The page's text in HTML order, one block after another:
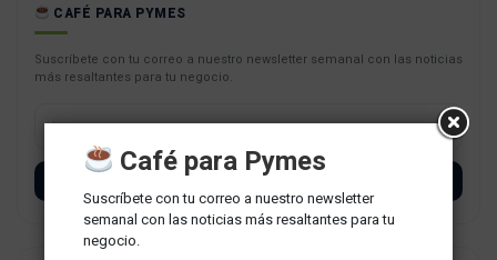
CAFÉ PARA PYMES
Suscríbete con tu correo a nuestro newsletter semanal con las noticias
más resaltantes para tu negocio.
Café para Pymes
Suscríbete con tu correo a nuestro newsletter
semanal con las noticias más resaltantes para tu
negocio.